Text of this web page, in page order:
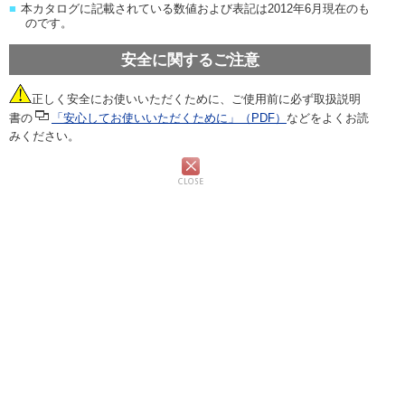
■ 本カタログに記載されている数値および表記は2012年6月現在のも
のです。
安全に関するご注意
正しく安全にお使いいただくために、ご使用前に必ず取扱説明
書の
「安心してお使いいただくために」（PDF） などをよくお読
みください。